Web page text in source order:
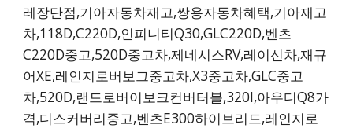
레장단점,기아자동차재고,쌍용자동차혜택,기아재고
차,118D,C220D,인피니티Q30,GLC220D,벤츠
C220D중고,520D중고차,제네시스RV,레이신차,재규
어XE,레인지로버보그중고차,X3중고차,GLC중고
차,520D,랜드로버이보크컨버터블,320I,아우디Q8가
격,디스커버리중고,벤츠E300하이브리드,레인지로